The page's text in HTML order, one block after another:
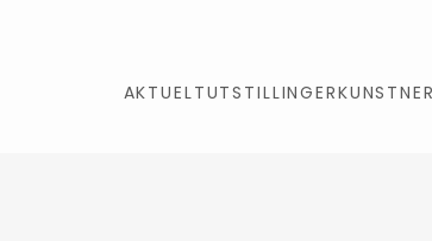
AKTUELTUTSTILLINGER